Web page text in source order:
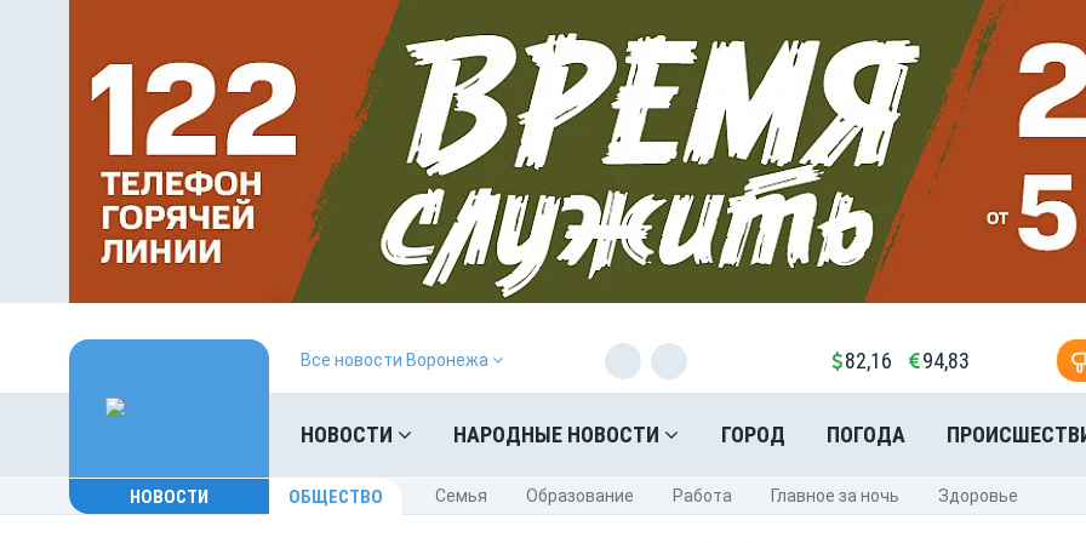
Все новости Воронежа 82,16 94,83
НОВОСТИ НАРОДНЫЕ НОВОСТИ ГОРОД ПОГОДА
НОВОСТИ ОБЩЕСТВО Cемья Oбразование Pабота Главное за ночь Здоровье